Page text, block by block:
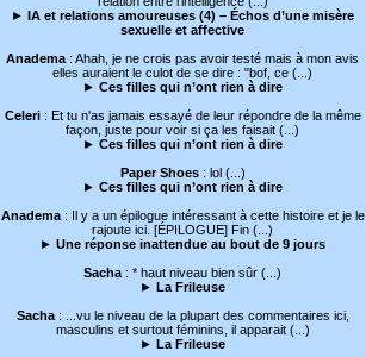
► IA et relations amoureuses (4) – Échos d’une misère
sexuelle et affective
Anadema : Ahah, je ne crois pas avoir testé mais à mon avis
elles auraient le culot de se dire : "bof, ce (...)
► Ces filles qui n’ont rien à dire
Celeri: Et tu n'as jamais essayé de leur répondre de la même
façon, juste pour voir si ça les faisait (...)
► Ces filles qui n’ont rien à dire
Paper Shoes: lol (...)
► Ces filles qui n’ont rien à dire
Anadema: Il y a un épilogue intéressant à cette histoire et je le
rajoute ici. [ÉPILOGUE] Fin (...)
► Une réponse inattendue au bout de 9 jours
Sacha : * haut niveau bien sûr (...)
► La Frileuse
Sacha: ...vu le niveau de la plupart des commentaires ici,
masculins et surtout féminins, il apparait (...)
► La Frileuse